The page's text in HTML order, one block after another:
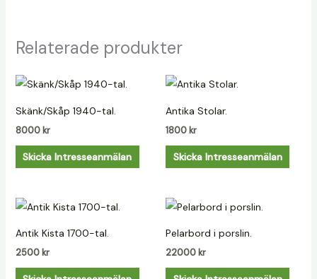
Relaterade produkter
Skänk/Skåp 1940-tal.
8000 kr
Skicka Intresseanmälan
Antika Stolar.
1800 kr
Skicka Intresseanmälan
Antik Kista 1700-tal.
2500 kr
Pelarbord i porslin.
22000 kr